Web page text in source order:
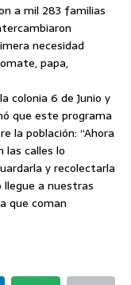
a mil 283 familias
necesidad
papa,
colonia 6 de Junio y
que este programa
la población: “Ahora
las calles lo
y recolectarla
a nuestras
que coman